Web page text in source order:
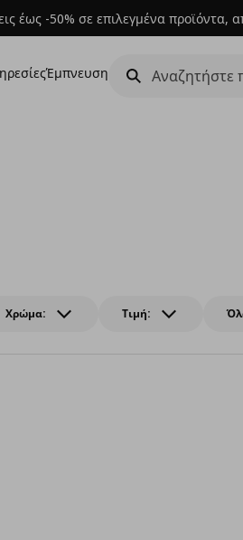
έως -50% σε επιλεγμένα προϊόντα,
Έμπνευση
Χρώμα: Τιμή: